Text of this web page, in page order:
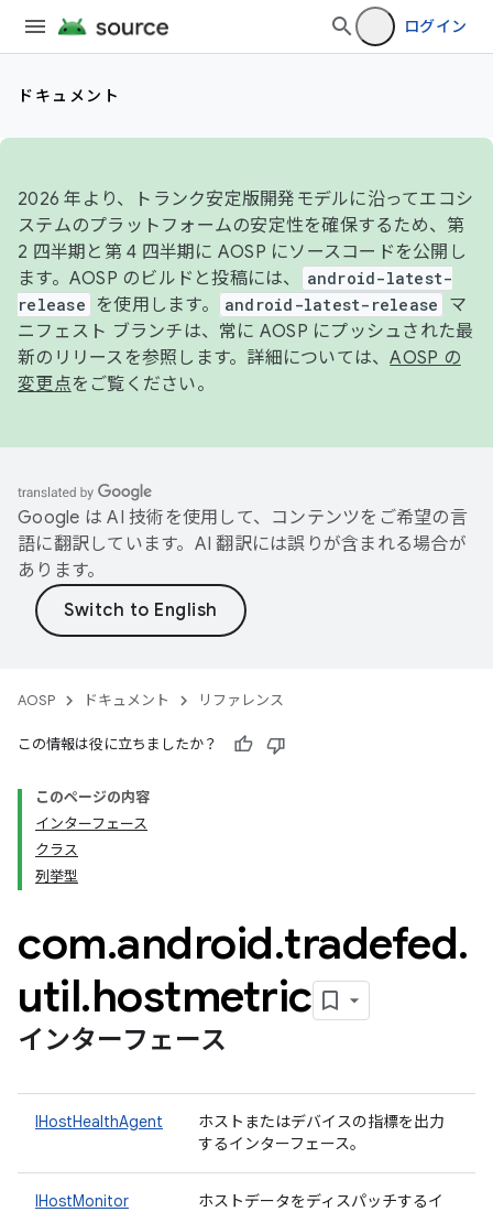
ログイン
ドキュメント
2026 年より、トランク安定版開発モデルに沿ってエコシ
ステムのプラットフォームの安定性を確保するため、第
2 四半期と第 4 四半期に AOSP にソースコードを公開し
ます。AOSP のビルドと投稿には、
android-latest-
release
を使用します。 android-latest-release
マ
ニフェスト ブランチは、常に AOSP にプッシュされた最
新のリリースを参照します。詳細については、AOSP の
変更点をご覧ください。
Google は AI 技術を使用して、コンテンツをご希望の言
語に翻訳しています。AI 翻訳には誤りが含まれる場合が
あります。
AOSP ドキュメント リファレンス
この情報は役に立ちましたか？
このページの内容
インターフェース
クラス
列挙型
com.android.tradefed.
util.hostmetric
インターフェース
IHostHealthAgent
ホストまたはデバイスの指標を出力
するインターフェース。
IHostMonitor
ホストデータをディスパッチするイ